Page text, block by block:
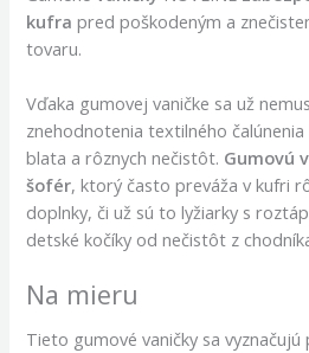
kufra pred poškodeným a
tovaru.
Vďaka gumovej vaničke sa už
znehodnotenia textilného
blata a rôznych nečistôt. Gumovú
šofér, ktorý často preváža v kufri
doplnky, či už sú to lyžiarky s
detské kočíky od nečistôt z
Na mieru
Tieto gumové vaničky sa